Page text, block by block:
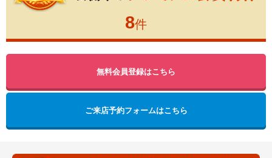
8件
無料会員登録はこちら
ご来店予約フォームはこちら